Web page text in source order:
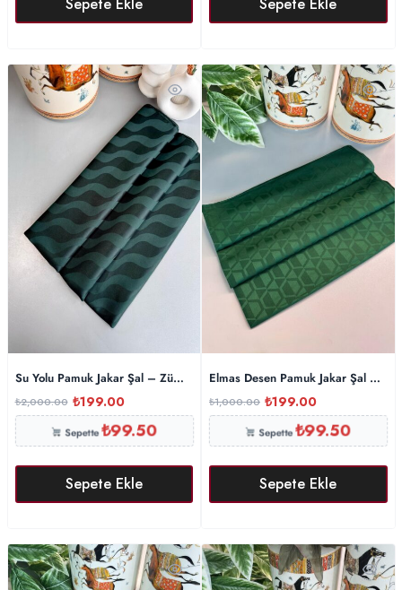
Su Yolu Pamuk Jakar Şal – Zümrüt
₺2,000.00 ₺199.00
Sepette₺99.50
Sepete Ekle
Elmas Desen Pamuk Jakar Şal –
₺1,000.00 ₺199.00
Sepette₺99.50
Sepete Ekle